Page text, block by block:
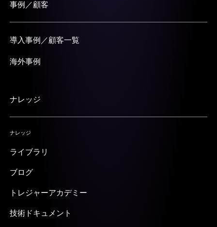
事例／顧客
導入事例／顧客一覧
海外事例
ナレッジ
ナレッジ
ライブラリ
ブログ
トレジャーアカデミー
技術ドキュメント